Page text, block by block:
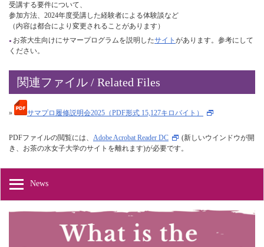
受講する要件について、
参加方法、2024年度受講した経験者による体験談など
（内容は都合により変更されることがあります）
お茶大生向けにサマープログラムを説明したサイト があります。参考にして
ください。
関連ファイル / Related Files
» サマプロ履修説明会2025（PDF形式 15,127キロバイト）
PDFファイルの閲覧には、 Adobe Acrobat Reader DC
(新しいウインドウが開
き、お茶の水女子大学のサイトを離れます)が必要です。
News